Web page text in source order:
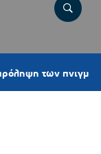
των πνιγμών